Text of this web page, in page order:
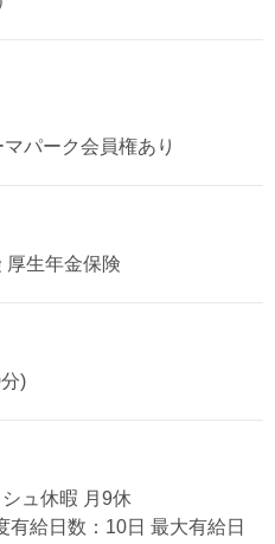
パーク会員権あり
厚生年金保険
)
ュ休暇 月9休
給日数：10日 最大有給日